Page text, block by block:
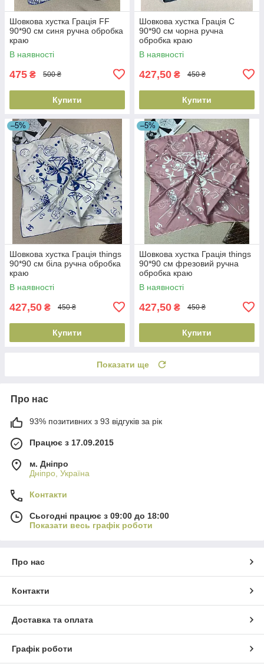
Шовкова хустка Грація FF
90*90 см синя ручна обробка
краю
В наявності
475 ₴ 500 ₴
Купити
Шовкова хустка Грація С
90*90 см чорна ручна
обробка краю
В наявності
427,50 ₴ 450 ₴
Купити
–5%
Шовкова хустка Грація things
90*90 см біла ручна обробка
краю
В наявності
427,50 ₴ 450 ₴
Купити
–5%
Шовкова хустка Грація things
90*90 см фрезовий ручна
обробка краю
В наявності
427,50 ₴ 450 ₴
Купити
Показати ще
Про нас
93% позитивних з 93 відгуків за рік
Працює з 17.09.2015
м. Дніпро
Дніпро, Україна
Контакти
Сьогодні працює з 09:00 до 18:00
Показати весь графік роботи
Про нас
Контакти
Доставка та оплата
Графік роботи